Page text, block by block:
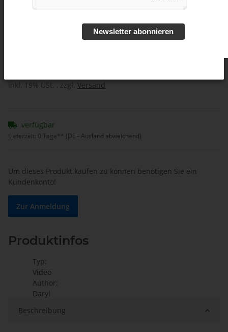
Daryl (Downloads)
inkl. 19% USt. , zzgl. Versand
verfügbar
Lieferzeit: 0 Tage** (DE - Ausland abweichend)
Um dieses Produkt kaufen zu können benötigen Sie ein
Kundenkonto!
Zur Anmeldung
Produktinfos
Typ:
Video
Author:
Daryl
Beschreibung
Newsletter abonnieren